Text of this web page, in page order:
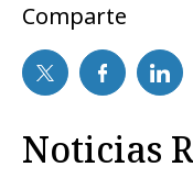
Comparte
Noticias